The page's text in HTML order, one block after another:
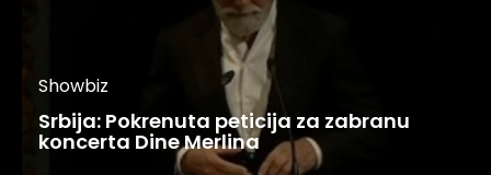
Showbiz
Srbija: Pokrenuta peticija za zabranu
koncerta Dine Merlina